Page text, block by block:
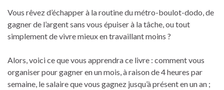
Vous rêvez d’échapper à la routine du métro-boulot-dodo, de
gagner de l’argent sans vous épuiser à la tâche, ou tout
simplement de vivre mieux en travaillant moins ?
Alors, voici ce que vous apprendra ce livre : comment vous
organiser pour gagner en un mois, à raison de 4 heures par
semaine, le salaire que vous gagnez jusqu’à présent en un an ;